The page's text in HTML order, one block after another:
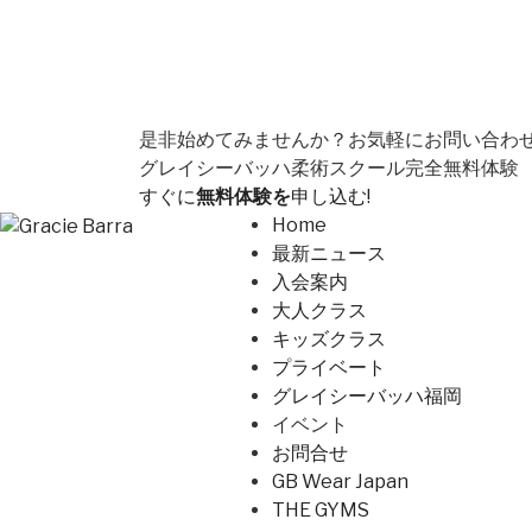
是非始めてみませんか？ お気軽にお問い合わ
グレイシーバッハ柔術スクール完全無料体験
すぐに無料体験を申し込む!
Home
最新ニュース
入会案内
大人クラス
キッズクラス
プライベート
グレイシーバッハ福岡
イベント
お問合せ
GB Wear Japan
THE GYMS